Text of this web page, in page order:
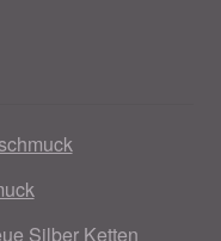
Silber Ketten